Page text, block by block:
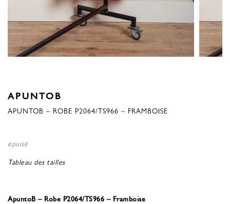
APUNTOB
APUNTOB – ROBE P2064/TS966 – FRAMBOISE
épuisé
Tableau des tailles
ApuntoB – Robe P2064/TS966 – Framboise